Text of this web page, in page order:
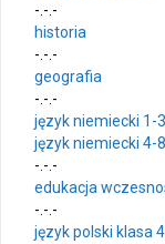
-.-.-
historia
-.-.-
geografia
-.-.-
język niemiecki 1-3
język niemiecki 4-8
-.-.-
edukacja
-.-.-
język polski klasa 4